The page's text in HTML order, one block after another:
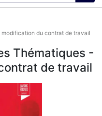
du contrat de travail
Thématiques -
de travail